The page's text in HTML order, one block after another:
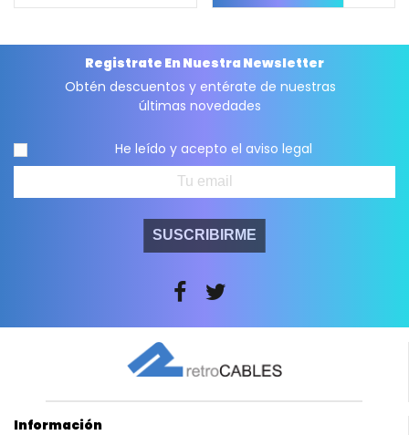
Registrate En Nuestra Newsletter
Obtén descuentos y entérate de nuestras
últimas novedades
He leído y acepto el aviso legal
SUSCRIBIRME
Información